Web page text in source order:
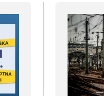
BMW BIZNIS LIGA
BIZLIFE WEEK